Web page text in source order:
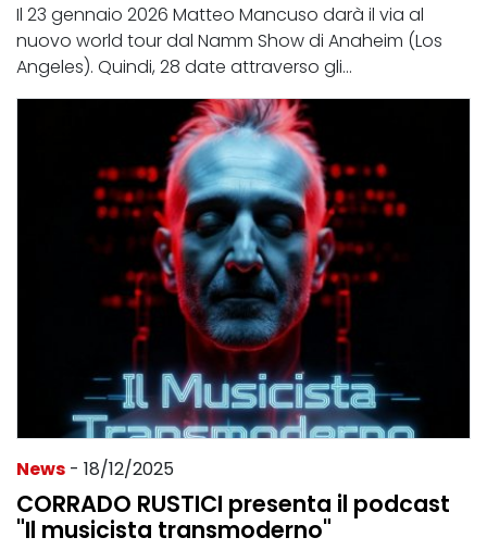
Il 23 gennaio 2026 Matteo Mancuso darà il via al
nuovo world tour dal Namm Show di Anaheim (Los
Angeles). Quindi, 28 date attraverso gli...
News - 18/12/2025
CORRADO RUSTICI presenta il podcast
"Il musicista transmoderno"